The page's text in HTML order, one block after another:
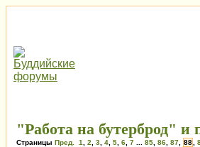
"Работа на бутерброд" и
Страницы Пред. 1 2 3 4 5 6 7 85 86 87 88